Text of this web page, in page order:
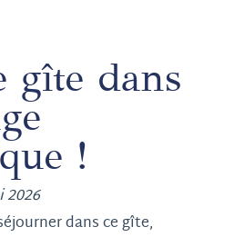
gîte dans
!
2026
dans ce gîte,